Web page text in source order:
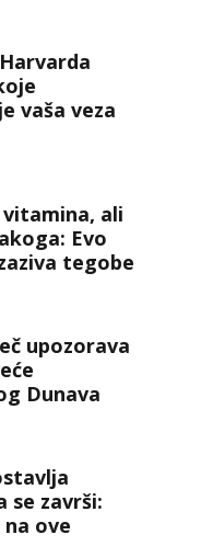
vaša veza
ali
Evo
tegobe
upozorava
Dunava
se završi:
ove